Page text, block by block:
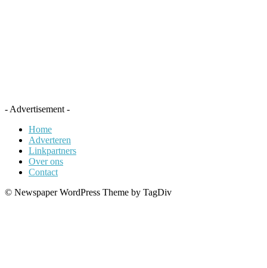
- Advertisement -
Home
Adverteren
Linkpartners
Over ons
Contact
© Newspaper WordPress Theme by TagDiv